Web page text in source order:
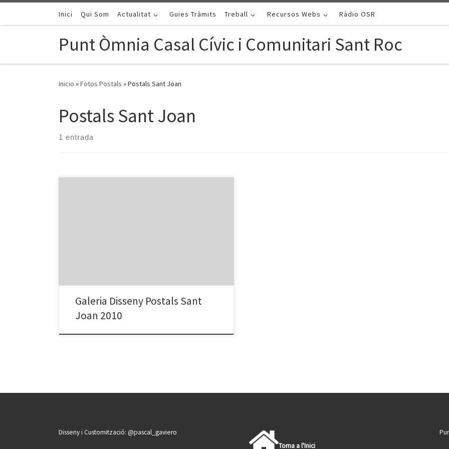
Saltar al contenido
Inici Qui Som Actualitat Guies Tràmits Treball Recursos Webs Ràdio OSR
Punt Òmnia Casal Cívic i Comunitari Sant Roc
Inicio »Fotos Postals »Postals Sant Joan
Postals Sant Joan
1 entrada
Galeria Disseny Postals Sant
Joan 2010
Disseny i Customització: @pascal_gaviero
Torna a l'Inici